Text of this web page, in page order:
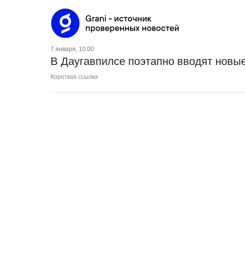
7 января, 10:00
В Даугавпилсе поэтапно вводят
Короткая ссылка